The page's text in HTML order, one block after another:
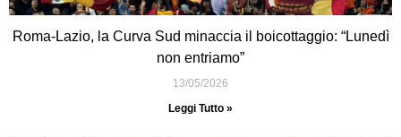
Roma-Lazio, la Curva Sud minaccia il boicottaggio: “Lunedì
non entriamo”
13/05/2026
Leggi Tutto »